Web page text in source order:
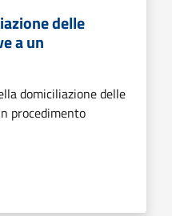
delle
a un
domiciliazione delle
procedimento